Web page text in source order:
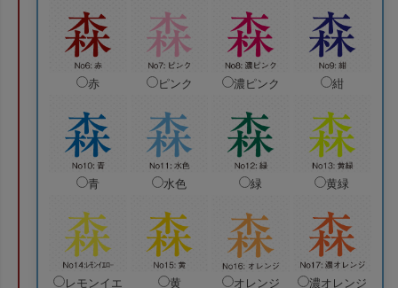
赤 ピンク 濃ピンク 紺
青 水色 緑 黄緑
レモンイエ
黄 オレンジ 濃オレンジ